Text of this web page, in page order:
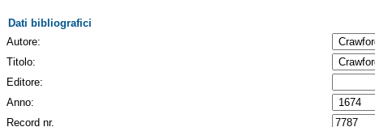
Dati bibliografici
Autore:
Titolo:
Editore:
Anno:
Record nr.